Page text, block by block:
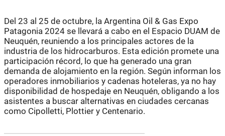
Del 23 al 25 de octubre, la Argentina Oil & Gas Expo
Patagonia 2024 se llevará a cabo en el Espacio DUAM de
Neuquén, reuniendo a los principales actores de la
industria de los hidrocarburos. Esta edición promete una
participación récord, lo que ha generado una gran
demanda de alojamiento en la región. Según informan los
operadores inmobiliarios y cadenas hoteleras, ya no hay
disponibilidad de hospedaje en Neuquén, obligando a los
asistentes a buscar alternativas en ciudades cercanas
como Cipolletti, Plottier y Centenario.